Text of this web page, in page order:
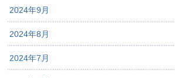
2024年9月
2024年8月
2024年7月